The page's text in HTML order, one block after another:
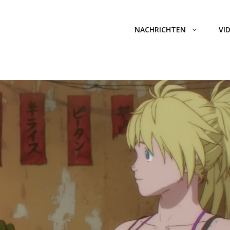
NACHRICHTEN